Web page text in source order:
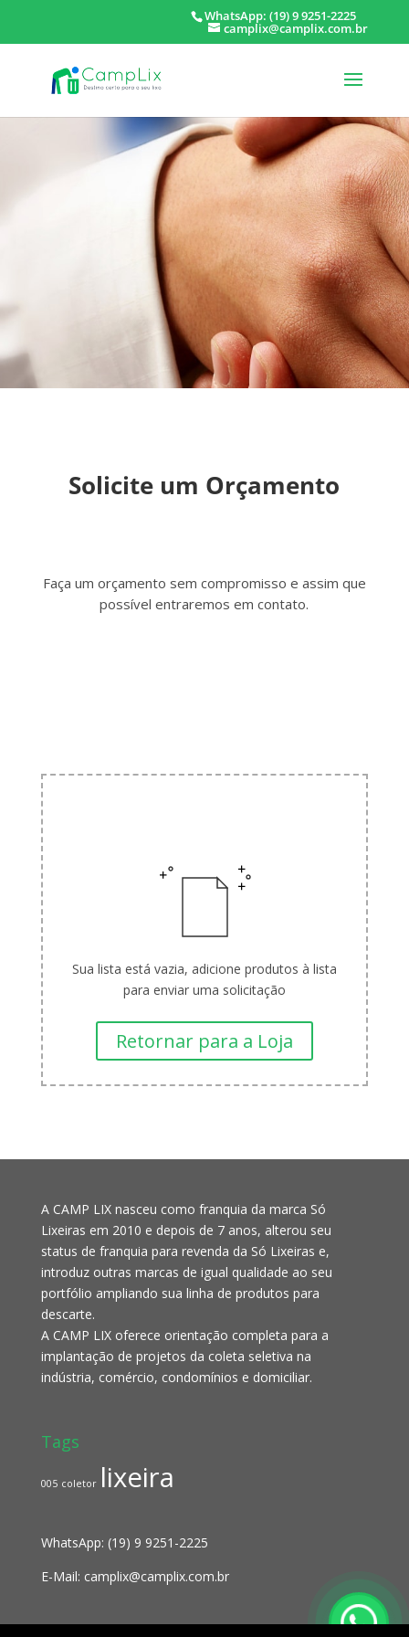
WhatsApp: (19) 9 9251-2225
camplix@camplix.com.br
Solicite um Orçamento
Faça um orçamento sem compromisso e assim que
possível entraremos em contato.
Sua lista está vazia, adicione produtos à lista
para enviar uma solicitação
Retornar para a Loja
A CAMP LIX nasceu como franquia da marca Só
Lixeiras em 2010 e depois de 7 anos, alterou seu
status de franquia para revenda da Só Lixeiras e,
introduz outras marcas de igual qualidade ao seu
portfólio ampliando sua linha de produtos para
descarte.
A CAMP LIX oferece orientação completa para a
implantação de projetos da coleta seletiva na
indústria, comércio, condomínios e domiciliar.
Tags
005 coletor lixeira
WhatsApp: (19) 9 9251-2225
E-Mail: camplix@camplix.com.br